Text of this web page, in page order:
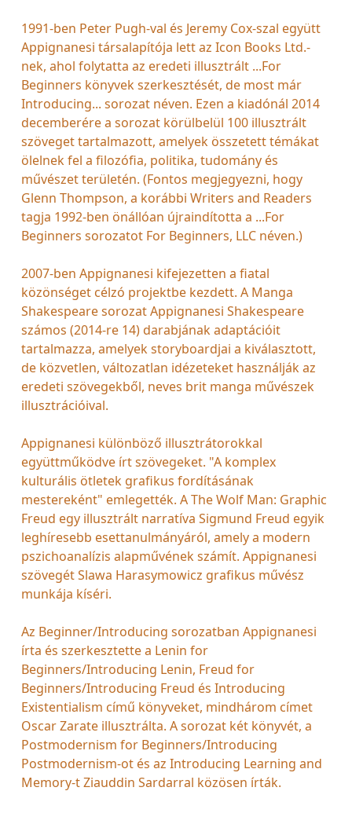
1991-ben Peter Pugh-val és Jeremy Cox-szal együtt
Appignanesi társalapítója lett az Icon Books Ltd.-
nek, ahol folytatta az eredeti illusztrált ...For
Beginners könyvek szerkesztését, de most már
Introducing... sorozat néven. Ezen a kiadónál 2014
decemberére a sorozat körülbelül 100 illusztrált
szöveget tartalmazott, amelyek összetett témákat
ölelnek fel a filozófia, politika, tudomány és
művészet területén. (Fontos megjegyezni, hogy
Glenn Thompson, a korábbi Writers and Readers
tagja 1992-ben önállóan újraindította a ...For
Beginners sorozatot For Beginners, LLC néven.)
2007-ben Appignanesi kifejezetten a fiatal
közönséget célzó projektbe kezdett. A Manga
Shakespeare sorozat Appignanesi Shakespeare
számos (2014-re 14) darabjának adaptációit
tartalmazza, amelyek storyboardjai a kiválasztott,
de közvetlen, változatlan idézeteket használják az
eredeti szövegekből, neves brit manga művészek
illusztrációival.
Appignanesi különböző illusztrátorokkal
együttműködve írt szövegeket. "A komplex
kulturális ötletek grafikus fordításának
mestereként" emlegették. A The Wolf Man: Graphic
Freud egy illusztrált narratíva Sigmund Freud egyik
leghíresebb esettanulmányáról, amely a modern
pszichoanalízis alapművének számít. Appignanesi
szövegét Slawa Harasymowicz grafikus művész
munkája kíséri.
Az Beginner/Introducing sorozatban Appignanesi
írta és szerkesztette a Lenin for
Beginners/Introducing Lenin, Freud for
Beginners/Introducing Freud és Introducing
Existentialism című könyveket, mindhárom címet
Oscar Zarate illusztrálta. A sorozat két könyvét, a
Postmodernism for Beginners/Introducing
Postmodernism-ot és az Introducing Learning and
Memory-t Ziauddin Sardarral közösen írták.